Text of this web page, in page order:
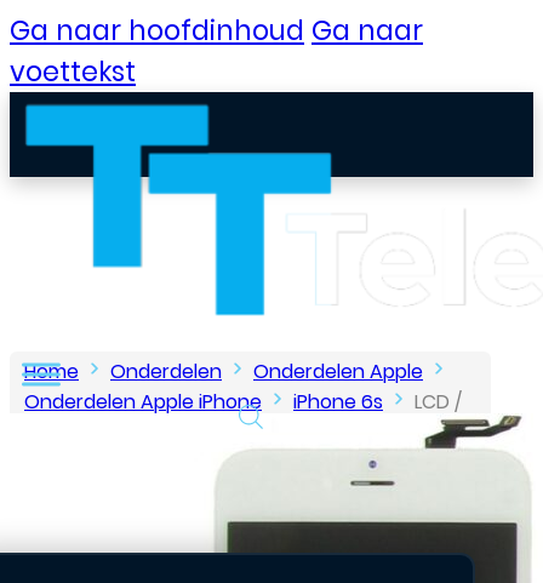
Ga naar hoofdinhoud Ga naar
voettekst
Home Onderdelen
Onderdelen Apple
Onderdelen Apple iPhone
iPhone 6s
LCD /
Scherm voor Apple iPhone 6S – OEM – Wit